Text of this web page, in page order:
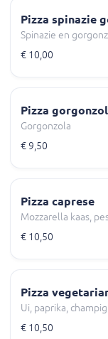
Pizza spinazie
Spinazie en
€ 10,00
Pizza
Gorgonzola
€ 9,50
Pizza caprese
Mozzarella kaas,
€ 10,50
Pizza
Ui, paprika,
€ 10,50